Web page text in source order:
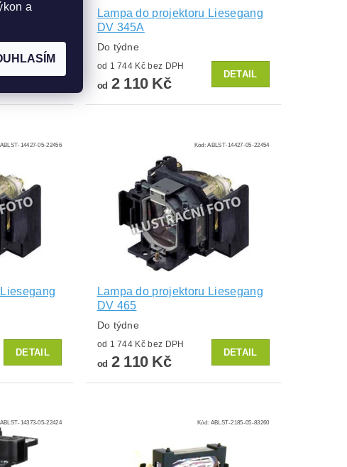
DETAIL
Lampa do projektoru Liesegang
DV 345A
Do týdne
od 1 744 Kč bez DPH
od 2 110 Kč
DETAIL
ABLST-14427-05-22456
DETAIL
Kód:ABLST-14427-05-22454
Lampa do projektoru Liesegang
DV 465
Do týdne
od 1 744 Kč bez DPH
od 2 110 Kč
DETAIL
ABLST-14373-05-22424 Kód: ABLST-2185-05-83260
a